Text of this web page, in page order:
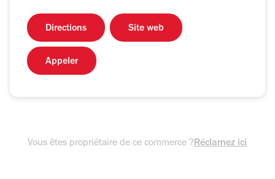
Directions Site web
Appeler
Vous êtes propriétaire de ce commerce ?Réclamez ici